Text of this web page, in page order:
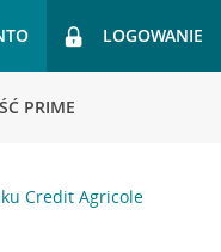
LOGOWANIE
PRIME
Credit Agricole